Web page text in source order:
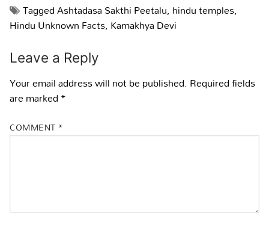
TaggedAshtadasa Sakthi Peetalu, hindu temples,
Hindu Unknown Facts, Kamakhya Devi
Leave a Reply
Your email address will not be published. Required fields
are marked*
COMMENT *